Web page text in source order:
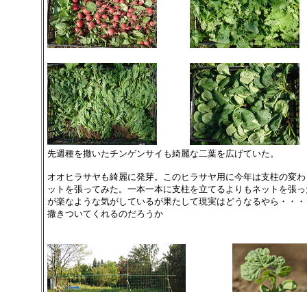
先週種を撒いたチンゲンサイも綺麗な二葉を広げていた。
オオヒラサヤも綺麗に発芽。このヒラサヤ用に今年は支柱の変
ットを張ってみた。一本一本に支柱を立てるよりもネットを張
が楽なような気がしているが果たして現実はどうなるやら・・
撒きついてくれるのだろうか